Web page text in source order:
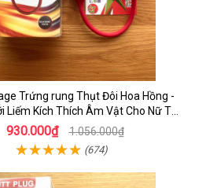
Trứng rung Thụt Đôi Hoa Hồng -
Liếm Kích Thích Âm Vật Cho Nữ Tự
Sướng
930.000₫ 1.056.000₫
(674)